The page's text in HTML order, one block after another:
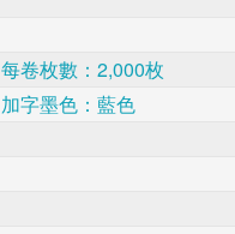
每卷枚數：2,000枚
加字墨色：藍色